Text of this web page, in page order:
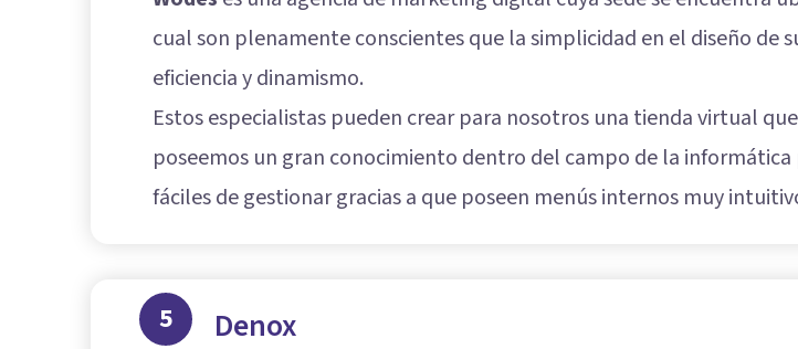
cual son plenamente conscientes que la simplicidad en el diseño de
eficiencia y dinamismo.
Estos especialistas pueden crear para nosotros una tienda virtual
poseemos un gran conocimiento dentro del campo de la
fáciles de gestionar gracias a que poseen menús internos muy
5 Denox